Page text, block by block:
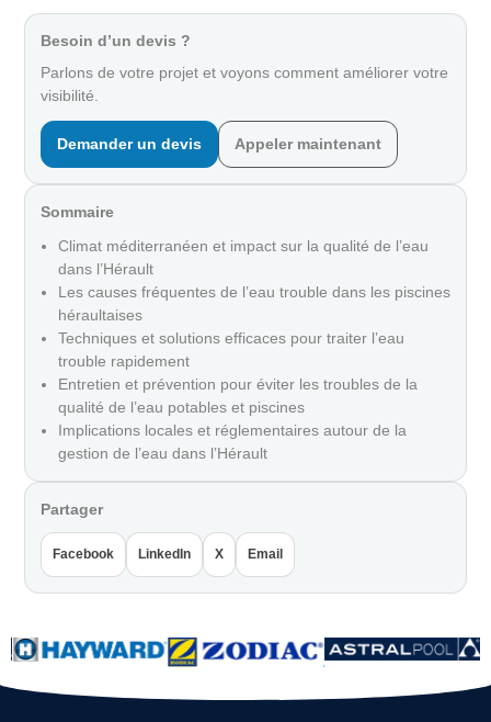
Besoin d’un devis ?
Parlons de votre projet et voyons comment améliorer votre
visibilité.
Demander un devis Appeler maintenant
Sommaire
Climat méditerranéen et impact sur la qualité de l’eau
dans l’Hérault
Les causes fréquentes de l’eau trouble dans les piscines
héraultaises
Techniques et solutions efficaces pour traiter l’eau
trouble rapidement
Entretien et prévention pour éviter les troubles de la
qualité de l’eau potables et piscines
Implications locales et réglementaires autour de la
gestion de l’eau dans l’Hérault
Partager
Facebook LinkedIn X Email